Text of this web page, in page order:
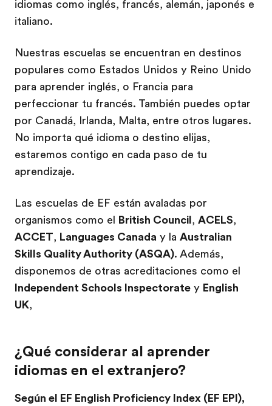
idiomas como inglés, francés, alemán, japonés e
italiano.
Nuestras escuelas se encuentran en destinos
populares como Estados Unidos y Reino Unido
para aprender inglés, o Francia para
perfeccionar tu francés. También puedes optar
por Canadá, Irlanda, Malta, entre otros lugares.
No importa qué idioma o destino elijas,
estaremos contigo en cada paso de tu
aprendizaje.
Las escuelas de EF están avaladas por
organismos como el British Council, ACELS,
ACCET, Languages Canada y la Australian
Skills Quality Authority (ASQA). Además,
disponemos de otras acreditaciones como el
Independent Schools Inspectorate y English
UK,
¿Qué considerar al aprender
idiomas en el extranjero?
Según el EF English Proficiency Index (EF EPI),